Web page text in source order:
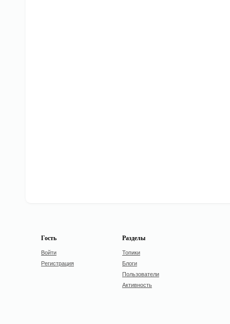
Гость
Войти
Регистрация
Разделы
Топики
Блоги
Пользователи
Активность